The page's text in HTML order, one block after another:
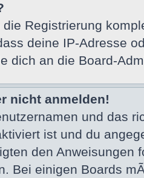
Registrierung
deine IP-Adresse
dich an die Board-
nicht anmelden!
und das
ist und du
den
Bei einigen Boards